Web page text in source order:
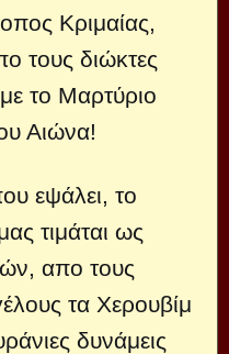
Κριμαίας,
τους διώκτες
το Μαρτύριο
Αιώνα!
εψάλει, το
τιμάται ως
απο τους
τα Χερουβίμ
δυνάμεις